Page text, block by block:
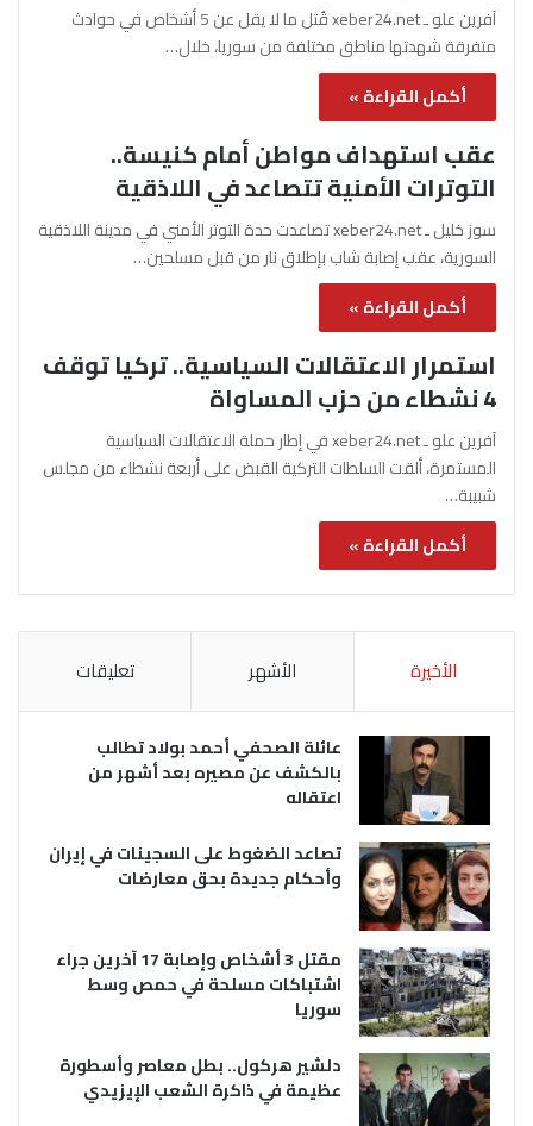
آفرين علو ـ xeber24.net قُتل ما لا يقل عن 5 أشخاص في حوادث
متفرقة شهدتها مناطق مختلفة من سوريا، خلال…
أكمل القراءة »
عقب استهداف مواطن أمام كنيسة..
التوترات الأمنية تتصاعد في اللاذقية
سوز خليل ـ xeber24.net تصاعدت حدة التوتر الأمني في مدينة اللاذقية
السورية، عقب إصابة شاب بإطلاق نار من قبل مسلحين…
أكمل القراءة »
استمرار الاعتقالات السياسية.. تركيا توقف
4 نشطاء من حزب المساواة
آفرين علو ـ xeber24.net في إطار حملة الاعتقالات السياسية
المستمرة، ألقت السلطات التركية القبض على أربعة نشطاء من مجلس
شبيبة…
أكمل القراءة »
الأخيرة الأشهر تعليقات
عائلة الصحفي أحمد بولاد تطالب
بالكشف عن مصيره بعد أشهر من
اعتقاله
تصاعد الضغوط على السجينات في إيران
وأحكام جديدة بحق معارضات
مقتل 3 أشخاص وإصابة 17 آخرين جراء
اشتباكات مسلحة في حمص وسط
سوريا
دلشير هركول.. بطل معاصر وأسطورة
عظيمة في ذاكرة الشعب الإيزيدي